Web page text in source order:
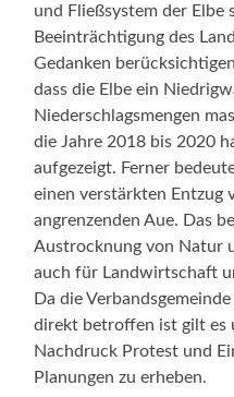
und Fließsystem der Elbe
Beeinträchtigung des
Gedanken
dass die Elbe ein
Niederschlagsmengen
die Jahre 2018 bis 2020
aufgezeigt. Ferner
einen verstärkten Entzug
angrenzenden Aue. Das
Austrocknung von Natur
auch für Landwirtschaft
Da die
direkt betroffen ist gilt es
Nachdruck Protest und
Planungen zu erheben.